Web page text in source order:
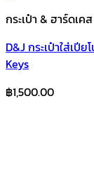
กระเป๋า & ฮาร์ดเคส
D&J กระเป๋าใส่เ
Keys
฿1,500.00